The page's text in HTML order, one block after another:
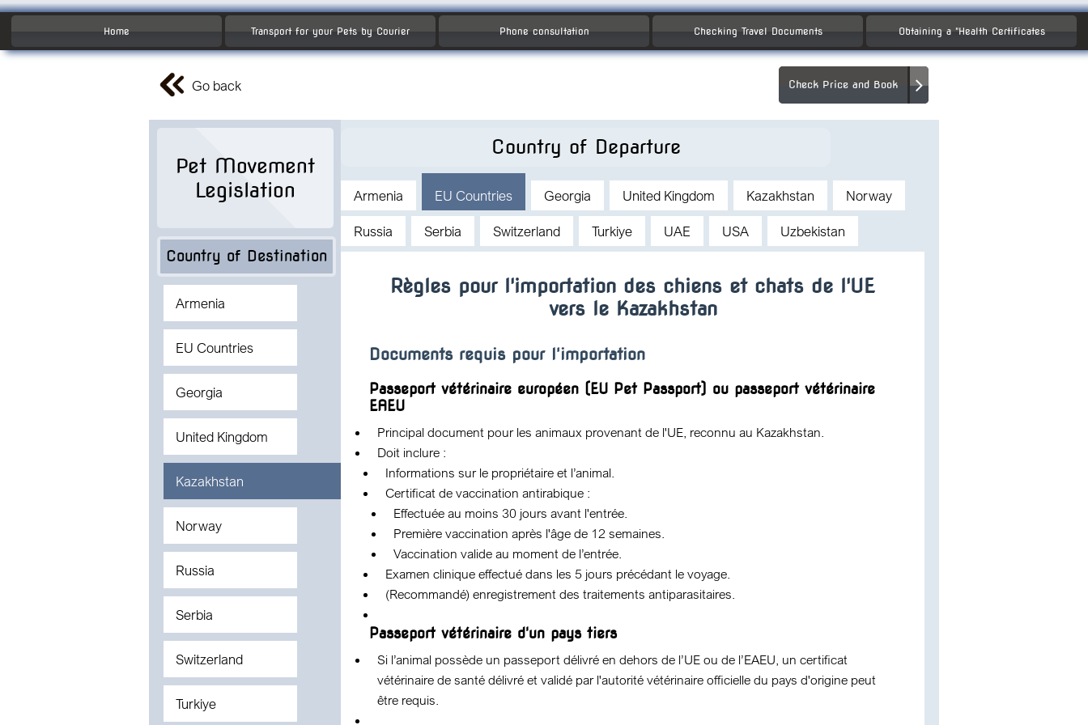
Home Transport for your Pets by Courier Phone consultation Checking Travel Documents Obtaining a "Health Certificates
Go back Check Price and Book
Pet Movement
Legislation
Country of Destination
Armenia
EU Countries
Georgia
United Kingdom
Kazakhstan
Norway
Russia
Serbia
Switzerland
Turkiye
Country of Departure
Armenia EU Countries Georgia United Kingdom Kazakhstan Norway
Russia Serbia Switzerland Turkiye UAE USA Uzbekistan
Règles pour l'importation des chiens et chats de l'UE
vers le Kazakhstan
Documents requis pour l'importation
Passeport vétérinaire européen (EU Pet Passport) ou passeport vétérinaire
EAEU
Principal document pour les animaux provenant de l'UE, reconnu au Kazakhstan.
Doit inclure :
Informations sur le propriétaire et l’animal.
Certificat de vaccination antirabique :
Effectuée au moins 30 jours avant l'entrée.
Première vaccination après l'âge de 12 semaines.
Vaccination valide au moment de l’entrée.
Examen clinique effectué dans les 5 jours précédant le voyage.
(Recommandé) enregistrement des traitements antiparasitaires.
Passeport vétérinaire d'un pays tiers
Si l’animal possède un passeport délivré en dehors de l’UE ou de l’EAEU, un certificat
vétérinaire de santé délivré et validé par l'autorité vétérinaire officielle du pays d'origine peut
être requis.